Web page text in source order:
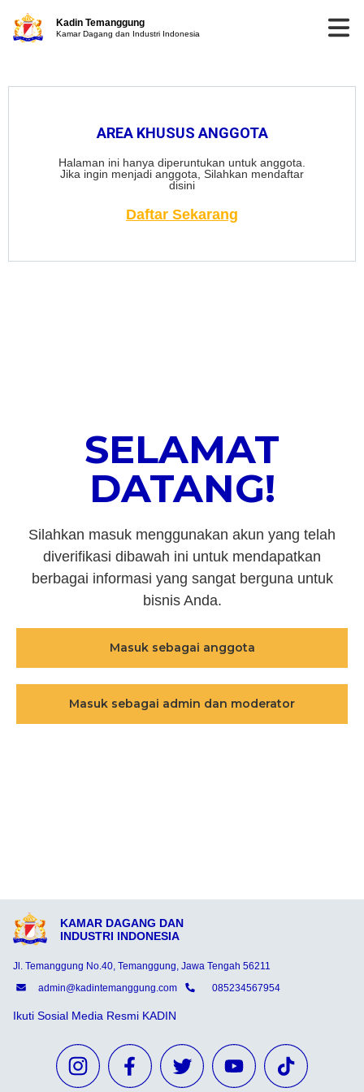
Kadin Temanggung
Kamar Dagang dan Industri Indonesia
AREA KHUSUS ANGGOTA
Halaman ini hanya diperuntukan untuk anggota.
Jika ingin menjadi anggota, Silahkan mendaftar
disini
Daftar Sekarang
SELAMAT
DATANG!
Silahkan masuk menggunakan akun yang telah
diverifikasi dibawah ini untuk mendapatkan
berbagai informasi yang sangat berguna untuk
bisnis Anda.
Masuk sebagai anggota
Masuk sebagai admin dan moderator
KAMAR DAGANG DAN
INDUSTRI INDONESIA
Jl. Temanggung No.40, Temanggung, Jawa Tengah 56211
admin@kadintemanggung.com
085234567954
Ikuti Sosial Media Resmi KADIN